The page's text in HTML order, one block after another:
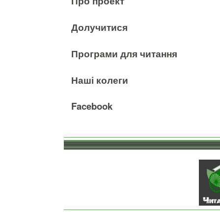
Долучитися
Програми для читання
Наші колеги
Facebook